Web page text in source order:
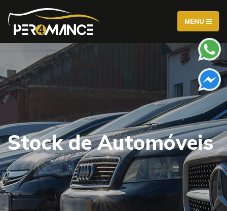
MENU
Stock de Automóveis